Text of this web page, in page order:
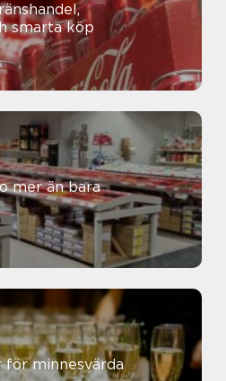
smarta köp
för minnesvärda